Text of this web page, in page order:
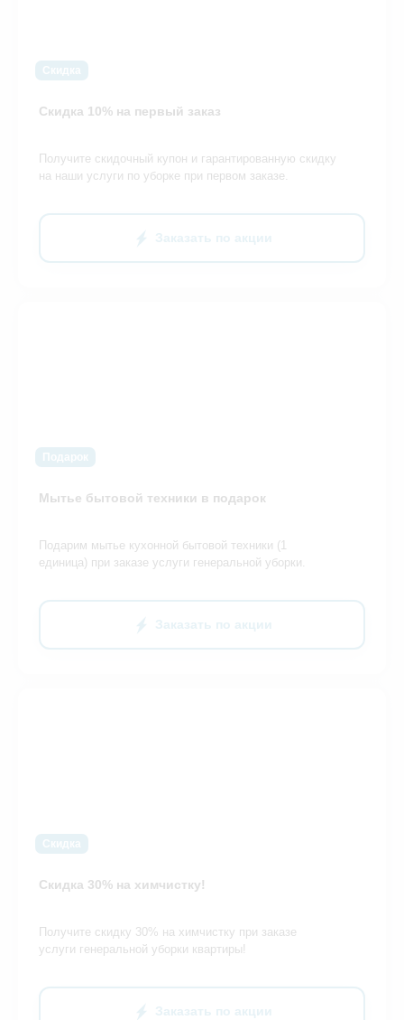
Скидка
Скидка 10% на первый заказ
Получите скидочный купон и гарантированную скидку
на наши услуги по уборке при первом заказе.
Заказать по акции
Подарок
Мытье бытовой техники в подарок
Подарим мытье кухонной бытовой техники (1
единица) при заказе услуги генеральной уборки.
Заказать по акции
Скидка
Скидка 30% на химчистку!
Получите скидку 30% на химчистку при заказе
услуги генеральной уборки квартиры!
Заказать по акции